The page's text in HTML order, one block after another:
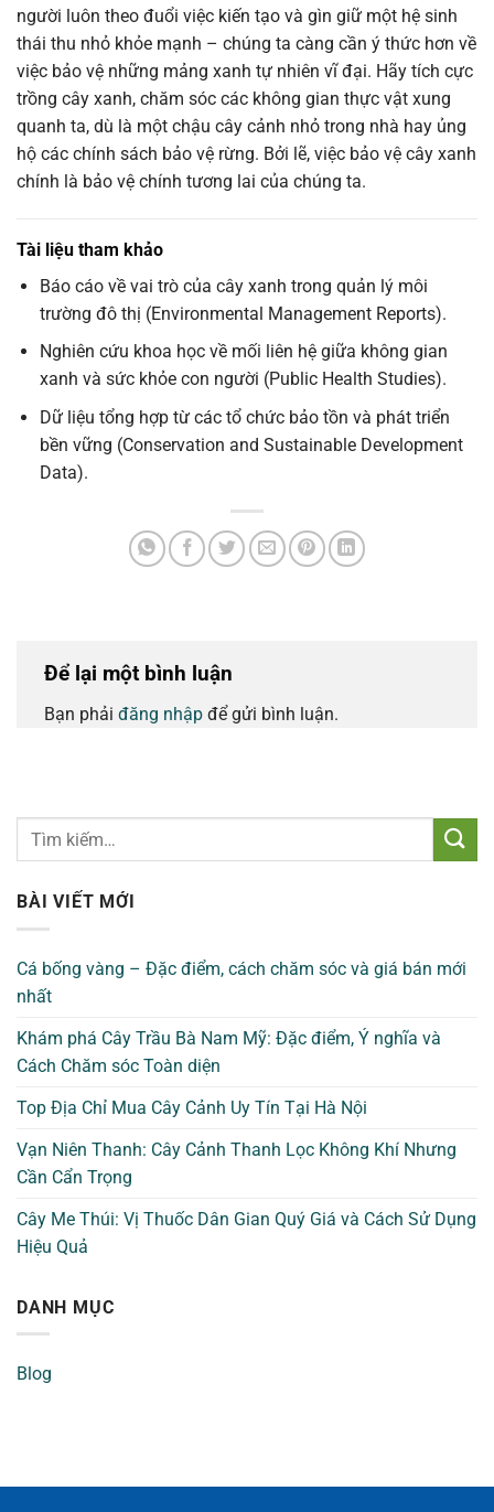
người luôn theo đuổi việc kiến tạo và gìn giữ một hệ sinh
thái thu nhỏ khỏe mạnh – chúng ta càng cần ý thức hơn về
việc bảo vệ những mảng xanh tự nhiên vĩ đại. Hãy tích cực
trồng cây xanh, chăm sóc các không gian thực vật xung
quanh ta, dù là một chậu cây cảnh nhỏ trong nhà hay ủng
hộ các chính sách bảo vệ rừng. Bởi lẽ, việc bảo vệ cây xanh
chính là bảo vệ chính tương lai của chúng ta.
Tài liệu tham khảo
Báo cáo về vai trò của cây xanh trong quản lý môi
trường đô thị (Environmental Management Reports).
Nghiên cứu khoa học về mối liên hệ giữa không gian
xanh và sức khỏe con người (Public Health Studies).
Dữ liệu tổng hợp từ các tổ chức bảo tồn và phát triển
bền vững (Conservation and Sustainable Development
Data).
Để lại một bình luận
Bạn phải đăng nhập để gửi bình luận.
BÀI VIẾT MỚI
Cá bống vàng – Đặc điểm, cách chăm sóc và giá bán mới
nhất
Khám phá Cây Trầu Bà Nam Mỹ: Đặc điểm, Ý nghĩa và
Cách Chăm sóc Toàn diện
Top Địa Chỉ Mua Cây Cảnh Uy Tín Tại Hà Nội
Vạn Niên Thanh: Cây Cảnh Thanh Lọc Không Khí Nhưng
Cần Cẩn Trọng
Cây Me Thúi: Vị Thuốc Dân Gian Quý Giá và Cách Sử Dụng
Hiệu Quả
DANH MỤC
Blog